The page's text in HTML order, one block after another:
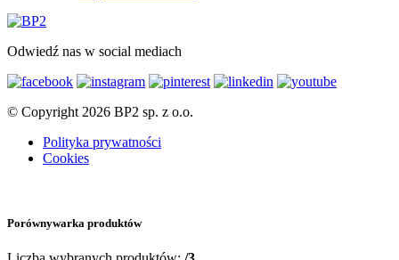
Odwiedź nas w social mediach
© Copyright 2026 BP2 sp. z o.o.
Polityka prywatności
Cookies
Porównywarka produktów